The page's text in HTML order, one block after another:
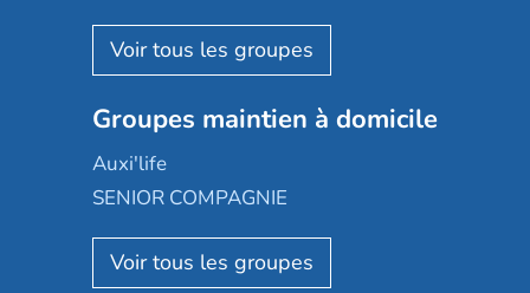
Aquarelia
Nexity edenea
Les jardins d'Arcadie
Reseda
Stella management
Korian
Emera
Groupe SOS
Le Noble Âge
Almage
Résidalya
Groupes maintien à domicile
Auxi'life
SENIOR COMPAGNIE
AGE D'OR Services